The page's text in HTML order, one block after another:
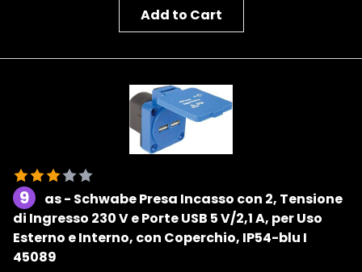
Add to Cart
9
as - Schwabe Presa Incasso con 2, Tensione
di Ingresso 230 V e Porte USB 5 V/2,1 A, per Uso
Esterno e Interno, con Coperchio, IP54-blu I
45089